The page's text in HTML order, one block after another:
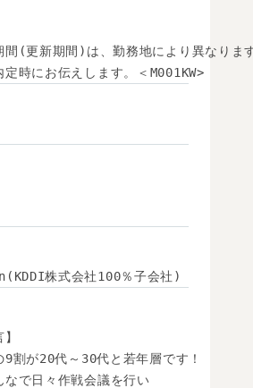
間(更新期間)は、勤務地により異なりま
時にお伝えします。＜M001KW>
株式会社100％子会社)
割が20代～30代と若年層です！
なで日々作戦会議を行い